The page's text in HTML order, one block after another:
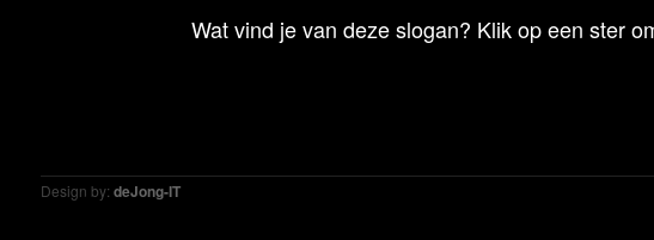
Wat vind je van deze slogan? Klik op een ster
Design by: deJong-IT